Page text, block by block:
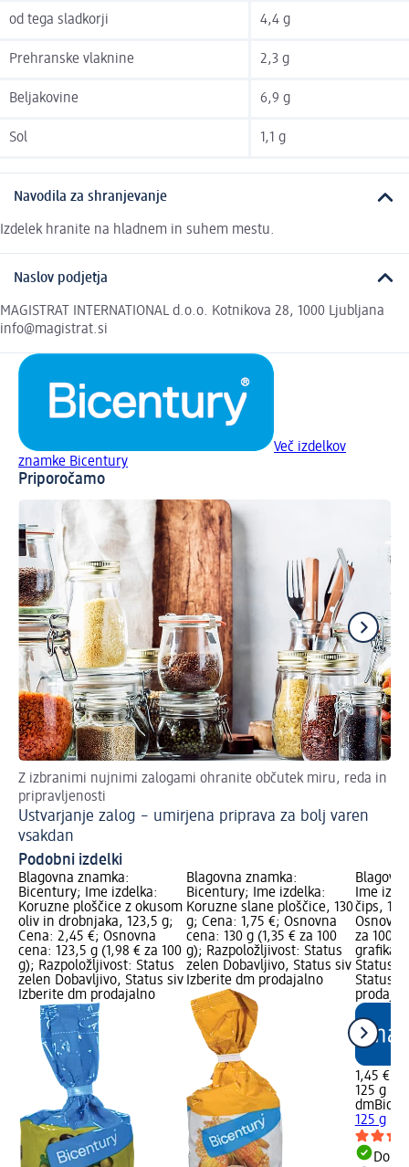
od tega sladkorji 4,4 g
Prehranske vlaknine 2,3 g
Beljakovine 6,9 g
Sol 1,1 g
Navodila za shranjevanje
Izdelek hranite na hladnem in suhem mestu.
Naslov podjetja
MAGISTRAT INTERNATIONAL d.o.o. Kotnikova 28, 1000 Ljubljana
info@magistrat.si
Več izdelkov
znamke Bicentury
Priporočamo
Z izbranimi nujnimi zalogami ohranite občutek miru, reda in
pripravljenosti
Ustvarjanje zalog – umirjena priprava za bolj varen
vsakdan
Podobni izdelki
Blagovna znamka:
Bicentury; Ime izdelka:
Koruzne ploščice z okusom
oliv in drobnjaka, 123,5 g;
Cena: 2,45 €; Osnovna
cena: 123,5 g (1,98 € za 100
g); Razpoložljivost: Status
zelen Dobavljivo, Status siv
Izberite dm prodajalno
Blagovna znamka:
Bicentury; Ime izdelka:
Koruzne slane ploščice, 130
g; Cena: 1,75 €; Osnovna
cena: 130 g (1,35 € za 100
g); Razpoložljivost: Status
zelen Dobavljivo, Status siv
Izberite dm prodajalno
Ime
čips,
za 100
grafika;
Status
Status
1,45 €
125 g
dmBio
125 g